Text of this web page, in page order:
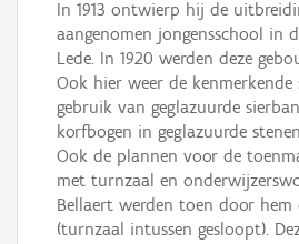
In 1913 ontwierp hij de
aangenomen jongensschool in
Lede. In 1920 werden deze
Ook hier weer de
gebruik van geglazuurde
korfbogen in geglazuurde
Ook de plannen voor de
met turnzaal en
Bellaert werden toen door
(turnzaal intussen gesloopt).